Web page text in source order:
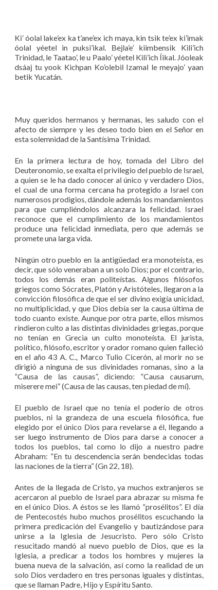
Ki’ óolal lake’ex ka t’ane’ex ich maya, kin tsik te’ex ki’imak
óolal yéetel in puksi’ikal. Bejla’e’ kiimbensik Kili’ich
Trinidad, le Taatao’, le u Paalo’ yéetel Kili’ich Íikal. Jóoleak
dsáaj tu yook Kichpan Ko’olebil Izamal le meyajo’ yaan
betik Yucatán.
Muy queridos hermanos y hermanas, les saludo con el
afecto de siempre y les deseo todo bien en el Señor en
esta solemnidad de la Santísima Trinidad.
En la primera lectura de hoy, tomada del Libro del
Deuteronomio, se exalta el privilegio del pueblo de Israel,
a quien se le ha dado conocer al único y verdadero Dios,
el cual de una forma cercana ha protegido a Israel con
numerosos prodigios, dándole además los mandamientos
para que cumpliéndolos alcanzara la felicidad. Israel
reconoce que el cumplimiento de los mandamientos
produce una felicidad inmediata, pero que además se
promete una larga vida.
Ningún otro pueblo en la antigüedad era monoteísta, es
decir, que sólo veneraban a un solo Dios; por el contrario,
todos los demás eran politeístas. Algunos filósofos
griegos como Sócrates, Platón y Aristóteles, llegaron a la
convicción filosófica de que el ser divino exigía unicidad,
no multiplicidad, y que Dios debía ser la causa última de
todo cuanto existe. Aunque por otra parte, ellos mismos
rindieron culto a las distintas divinidades griegas, porque
no tenían en Grecia un culto monoteísta. El jurista,
político, filósofo, escritor y orador romano quien falleció
en el año 43 A. C., Marco Tulio Cicerón, al morir no se
dirigió a ninguna de sus divinidades romanas, sino a la
“Causa de las causas”, diciendo: “Causa causarum,
miserere mei” (Causa de las causas, ten piedad de mí).
El pueblo de Israel que no tenía el poderío de otros
pueblos, ni la grandeza de una escuela filosófica, fue
elegido por el único Dios para revelarse a él, llegando a
ser luego instrumento de Dios para darse a conocer a
todos los pueblos, tal como lo dijo a nuestro padre
Abraham: “En tu descendencia serán bendecidas todas
las naciones de la tierra” (Gn 22, 18).
Antes de la llegada de Cristo, ya muchos extranjeros se
acercaron al pueblo de Israel para abrazar su misma fe
en el único Dios. A éstos se les llamó “prosélitos”. El día
de Pentecostés hubo muchos prosélitos escuchando la
primera predicación del Evangelio y bautizándose para
unirse a la Iglesia de Jesucristo. Pero sólo Cristo
resucitado mandó al nuevo pueblo de Dios, que es la
Iglesia, a predicar a todos los hombres y mujeres la
buena nueva de la salvación, así como la realidad de un
solo Dios verdadero en tres personas iguales y distintas,
que se llaman Padre, Hijo y Espíritu Santo.